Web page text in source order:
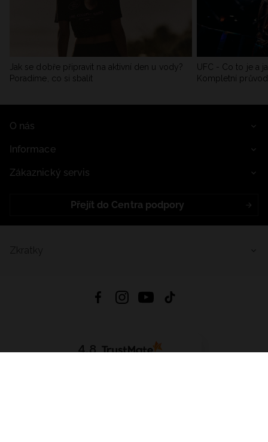
Jak se dobře připravit na aktivní den u vody?
Poradíme, co si sbalit
UFC - Co to je a
Kompletní
O nás
Informace
Zákaznický servis
Přejít do Centra podpory
4.8